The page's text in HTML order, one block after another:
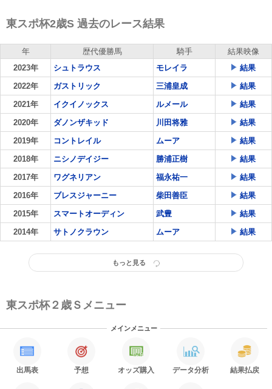
東スポ杯2歳S 過去のレース結果
年 歴代優勝馬 騎手
結果映像
2023年
シュトラウス モレイラ
結果
2022年
ガストリック 三浦皇成
結果
2021年
イクイノックス ルメール
結果
2020年
ダノンザキッド 川田将雅
結果
2019年
コントレイル ムーア
結果
2018年
ニシノデイジー 勝浦正樹
結果
2017年
ワグネリアン 福永祐一
結果
2016年
ブレスジャーニー 柴田善臣
結果
2015年
スマートオーディン 武豊
結果
2014年
サトノクラウン ムーア 結果
もっと見る
東スポ杯２歳Ｓメニュー
メインメニュー
出馬表 予想 オッズ購入 データ分析 結果払戻